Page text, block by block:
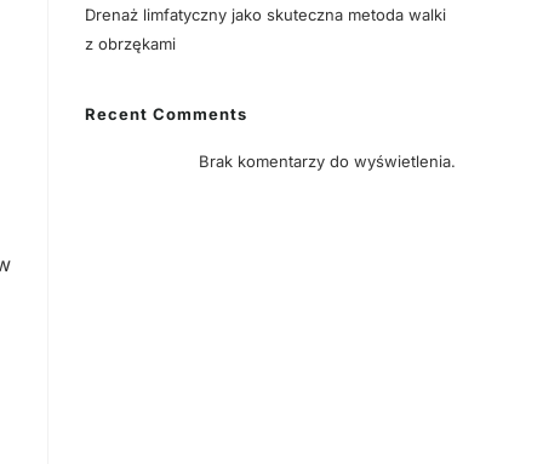
Drenaż limfatyczny jako skuteczna metoda walki
z obrzękami
Recent Comments
Brak komentarzy do wyświetlenia.